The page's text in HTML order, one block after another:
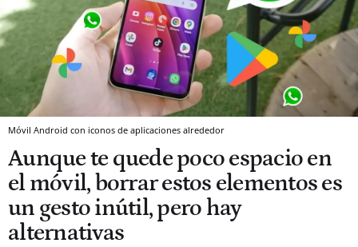
Móvil Android con iconos de aplicaciones alrededor
Aunque te quede poco espacio en
el móvil, borrar estos elementos es
un gesto inútil, pero hay
alternativas